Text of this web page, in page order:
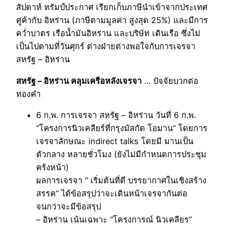
สัปดาห์ ทรัมป์ประกาศ เรียกเก็บภาษีนำเข้าจากประเทศ
คู่ค้ากับ อิหร่าน (ภาษีตามมูลค่า สูงสุด 25%) และมีการ
คว่ำบาตร เรือน้ำมันอิหร่าน และบริษัท เดินเรือ ซึ่งไม่
เป็นไปตามที่วันศุกร์ ต่างฝ่ายต่างพอใจกับการเจรจา
สหรัฐ – อิหร่าน
สหรัฐ – อิหร่าน คลุมเครือหลังเจรจา … ปัจจัยบวกต่อ
ทองคำ
6 ก.พ. การเจรจา สหรัฐ – อิหร่าน วันที่ 6 ก.พ.
“โครงการนิวเคลียร์ที่กรุงมัสกัด โอมาน” โดยการ
เจรจาลักษณะ indirect talks โดยมี มานเป็น
ตัวกลาง หลายชั่วโมง (ยังไม่มีกำหนดการประชุม
คร้งหน้า)
ผลการเจรจา “ เริ่มต้นที่ดี บรรยากาศในเชิงสร้าง
สรรค” ได้ข้อสรุปว่าจะเดินหน้าเจรจากันต่อ
จนกว่าจะมีข้อสรุป
– อิหร่าน เน้นเฉพาะ “โครงการณ์ นิวเคลียร”